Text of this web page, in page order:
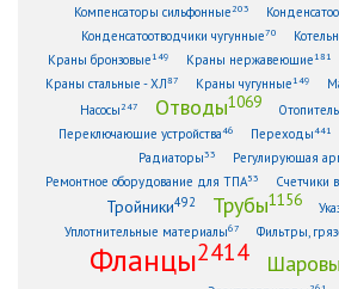
Компенсаторы сильфонные203
Конденсатоотводчики чугунные70
Краны бронзовые149 Краны нержавеющие181
Краны стальные - ХЛ87 Краны чугунные149
Насосы247 Отводы1069
Переключающие устройства46 Переходы441
Радиаторы33 Регулирующая
Ремонтное оборудование для ТПА53 Счетчики
Тройники492 Трубы1156
Уплотнительные материалы67 Фильтры,
Фланцы2414